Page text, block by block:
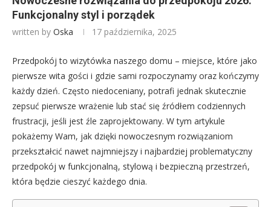
Funkcjonalny styl i porządek
written by Oska 17 października, 2025
Przedpokój to wizytówka naszego domu – miejsce, które jako
pierwsze wita gości i gdzie sami rozpoczynamy oraz kończymy
każdy dzień. Często niedoceniany, potrafi jednak skutecznie
zepsuć pierwsze wrażenie lub stać się źródłem codziennych
frustracji, jeśli jest źle zaprojektowany. W tym artykule
pokażemy Wam, jak dzięki nowoczesnym rozwiązaniom
przekształcić nawet najmniejszy i najbardziej problematyczny
przedpokój w funkcjonalną, stylową i bezpieczną przestrzeń,
która będzie cieszyć każdego dnia.